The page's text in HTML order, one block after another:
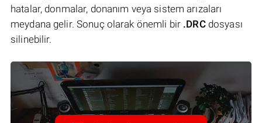
hatalar, donmalar, donanım veya sistem arızaları
meydana gelir. Sonuç olarak önemli bir .DRCdosyası
silinebilir.